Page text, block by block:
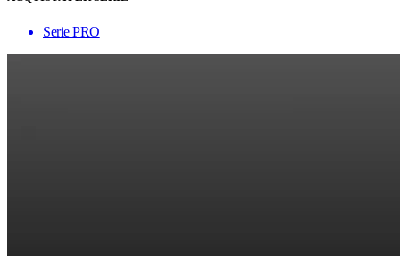
Serie PRO